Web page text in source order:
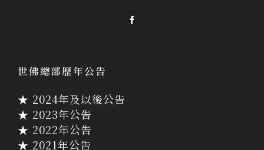
世佛總部歷年公告
★ 2024年及以後公告
★ 2023年公告
★ 2022年公告
★ 2021年公告